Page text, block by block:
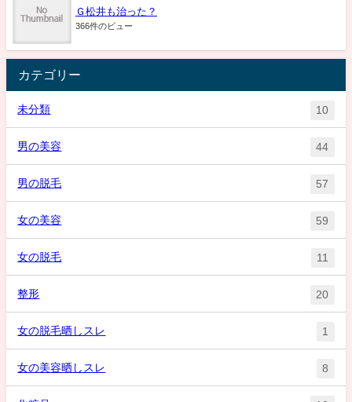
Ｇ松井も治った？
366件のビュー
カテゴリー
未分類 10
男の美容 44
男の脱毛 57
女の美容 59
女の脱毛 11
整形 20
女の脱毛晒しスレ 1
女の美容晒しスレ 8